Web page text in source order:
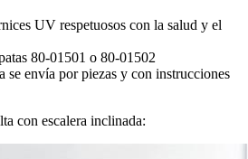
UV respetuosos con la salud y el
80-01501 o 80-01502
se envía por piezas y con instrucciones
con escalera inclinada: